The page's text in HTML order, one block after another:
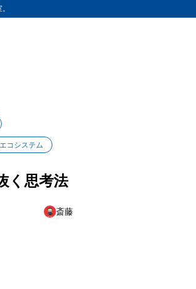
コシステム
く思考法
斎藤